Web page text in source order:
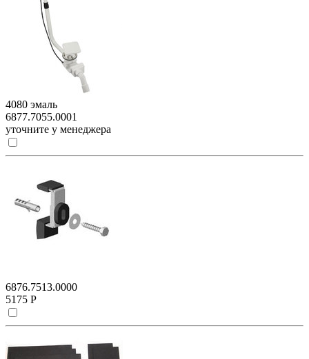
4080 эмаль
6877.7055.0001
уточните у менеджера
6876.7513.0000
5175 Р